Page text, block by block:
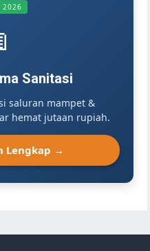
2026
Sanitasi
saluran mampet &
hemat jutaan rupiah.
Lengkap →